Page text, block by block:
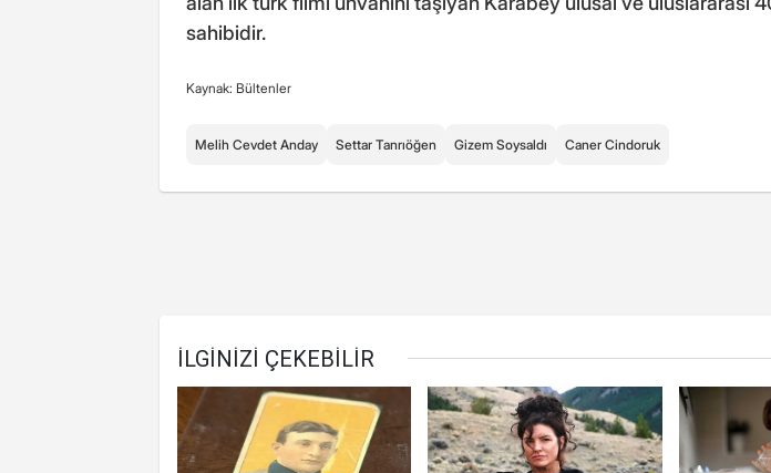
sahibidir.
Kaynak: Bültenler
Melih Cevdet Anday Settar Tanrıöğen Gizem Soysaldı Caner Cindoruk